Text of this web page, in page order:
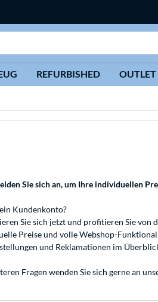
REFURBISHED OUTLET
Sie sich an, um Ihre individuellen
Kundenkonto?
Sie sich jetzt und profitieren Sie von
Preise und volle Webshop-
und Reklamationen im
Fragen wenden Sie sich gerne an